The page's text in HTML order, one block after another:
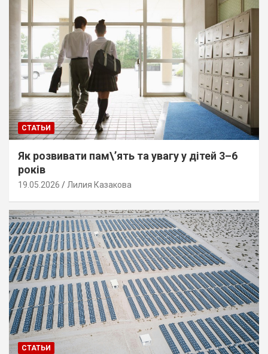
СТАТЬИ
Як розвивати пам\’ять та увагу у дітей 3–6
років
19.05.2026 Лилия Казакова
СТАТЬИ